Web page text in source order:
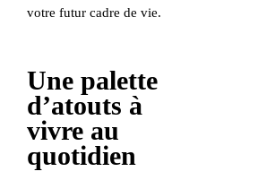
votre futur cadre de vie.
Une palette
d’atouts à
vivre au
quotidien